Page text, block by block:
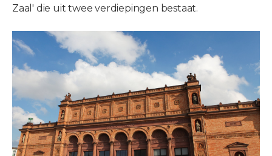
Zaal' die uit twee verdiepingen bestaat.